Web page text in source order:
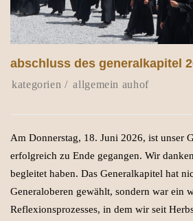
abschluss des generalkapitel
allgemein auhof
Am Donnerstag, 18. Juni 2026, ist unser
erfolgreich zu Ende gegangen. Wir
begleitet haben. Das Generalkapitel hat
Generaloberen gewählt, sondern war ein
Reflexionsprozesses, in dem wir seit